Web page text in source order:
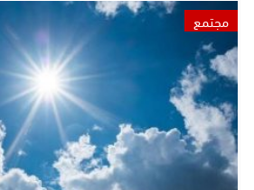
مجتمع